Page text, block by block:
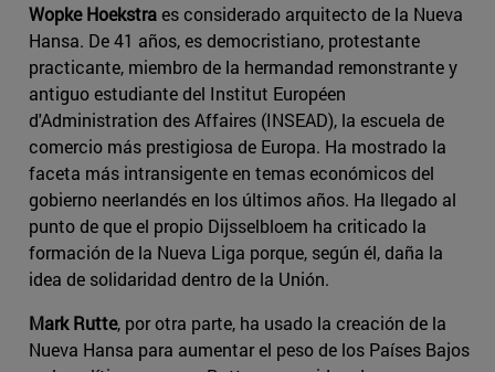
Wopke Hoekstraes considerado arquitecto de la Nueva
Hansa. De 41 años, es democristiano, protestante
practicante, miembro de la hermandad remonstrante y
antiguo estudiante del Institut Européen
d'Administration des Affaires (INSEAD), la escuela de
comercio más prestigiosa de Europa. Ha mostrado la
faceta más intransigente en temas económicos del
gobierno neerlandés en los últimos años. Ha llegado al
punto de que el propio Dijsselbloem ha criticado la
formación de la Nueva Liga porque, según él, daña la
idea de solidaridad dentro de la Unión.
Mark Rutte, por otra parte, ha usado la creación de la
Nueva Hansa para aumentar el peso de los Países Bajos